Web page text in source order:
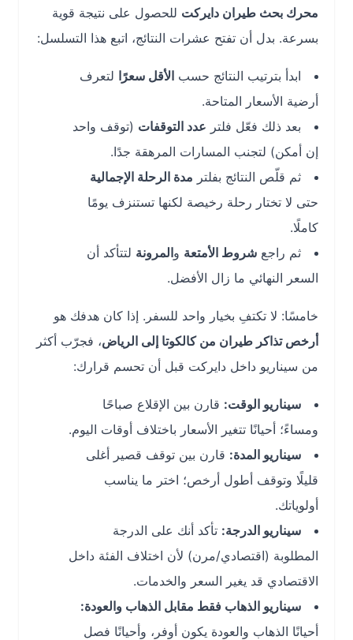
محرك بحث طيران دايركتللحصول على نتيجة قوية
بسرعة. بدل أن تفتح عشرات النتائج، اتبع هذا التسلسل:
ابدأ بترتيب النتائج حسبالأقل سعرًالتعرف
أرضية الأسعار المتاحة.
بعد ذلك فعّل فلتر عدد التوقفات(توقف واحد
إن أمكن) لتجنب المسارات المرهقة جدًا.
ثم قلّص النتائج بفلتر مدة الرحلة الإجمالية
حتى لا تختار رحلة رخيصة لكنها تستنزف يومًا
ثم راجع شروط الأمتعةوالمرونةلتتأكد أن
السعر النهائي ما زال الأفضل.
خامسًا: لا تكتفِ بخيار واحد للسفر. إذا كان هدفك هو
أرخص تذاكر طيران من كالكوتا إلى الرياض، فجرّب أكثر
من سيناريو داخل دايركت قبل أن تحسم قرارك:
سيناريو الوقت:قارن بين الإقلاع صباحًا
ومساءً؛ أحيانًا تتغير الأسعار باختلاف أوقات اليوم.
سيناريو المدة: قارن بين توقف قصير أغلى
قليلًا وتوقف أطول أرخص؛ اختر ما يناسب
أولوياتك.
سيناريو الدرجة:تأكد أنك على الدرجة
المطلوبة (اقتصادي/مرن) لأن اختلاف الفئة داخل
الاقتصادي قد يغير السعر والخدمات.
سيناريو الذهاب فقط مقابل الذهاب والعودة:
أحيانًا الذهاب والعودة يكون أوفر، وأحيانًا فصل